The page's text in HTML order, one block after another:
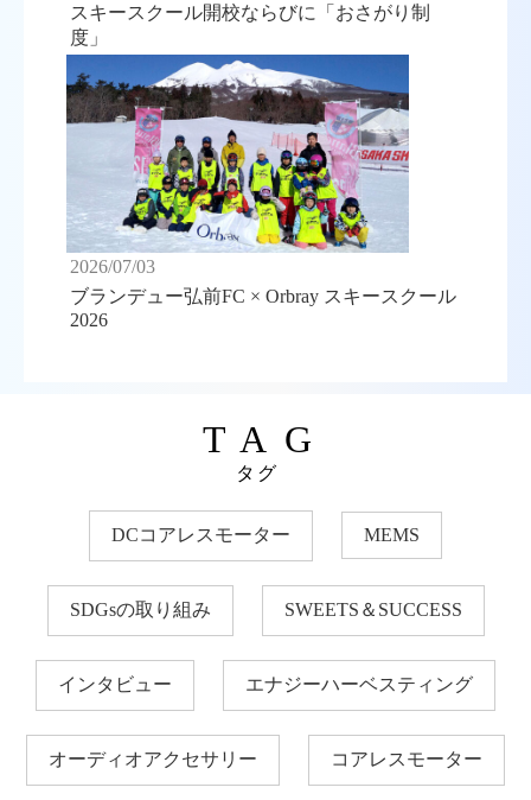
スキースクール開校ならびに「おさがり制
度」
2026/07/03
ブランデュー弘前FC × Orbray スキースクール
2026
TAG
タグ
DCコアレスモーター MEMS
SDGsの取り組み SWEETS＆SUCCESS
インタビュー エナジーハーベスティング
オーディオアクセサリー コアレスモーター